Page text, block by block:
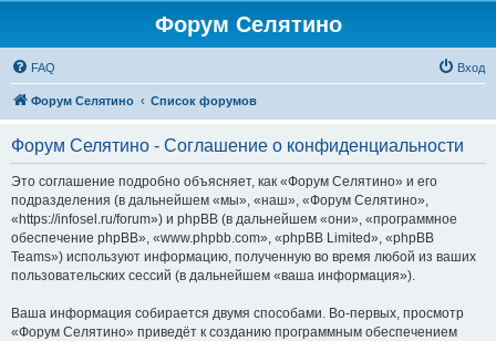
Форум Селятино
FAQ Вход
Форум Селятино Список форумов
Форум Селятино - Соглашение о конфиденциальности
Это соглашение подробно объясняет, как «Форум Селятино» и его
подразделения (в дальнейшем «мы», «наш», «Форум Селятино»,
«https://infosel.ru/forum») и phpBB (в дальнейшем «они», «программное
обеспечение phpBB», «www.phpbb.com», «phpBB Limited», «phpBB
Teams») используют информацию, полученную во время любой из ваших
пользовательских сессий (в дальнейшем «ваша информация»).
Ваша информация собирается двумя способами. Во-первых, просмотр
«Форум Селятино» приведёт к созданию программным обеспечением